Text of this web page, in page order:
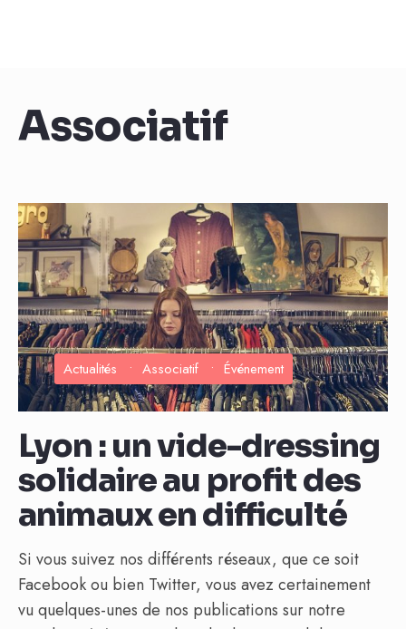
Associatif
Actualités • Associatif • Événement
Lyon : un vide-dressing
solidaire au profit des
animaux en difficulté
Si vous suivez nos différents réseaux, que ce soit
Facebook ou bien Twitter, vous avez certainement
vu quelques-unes de nos publications sur notre